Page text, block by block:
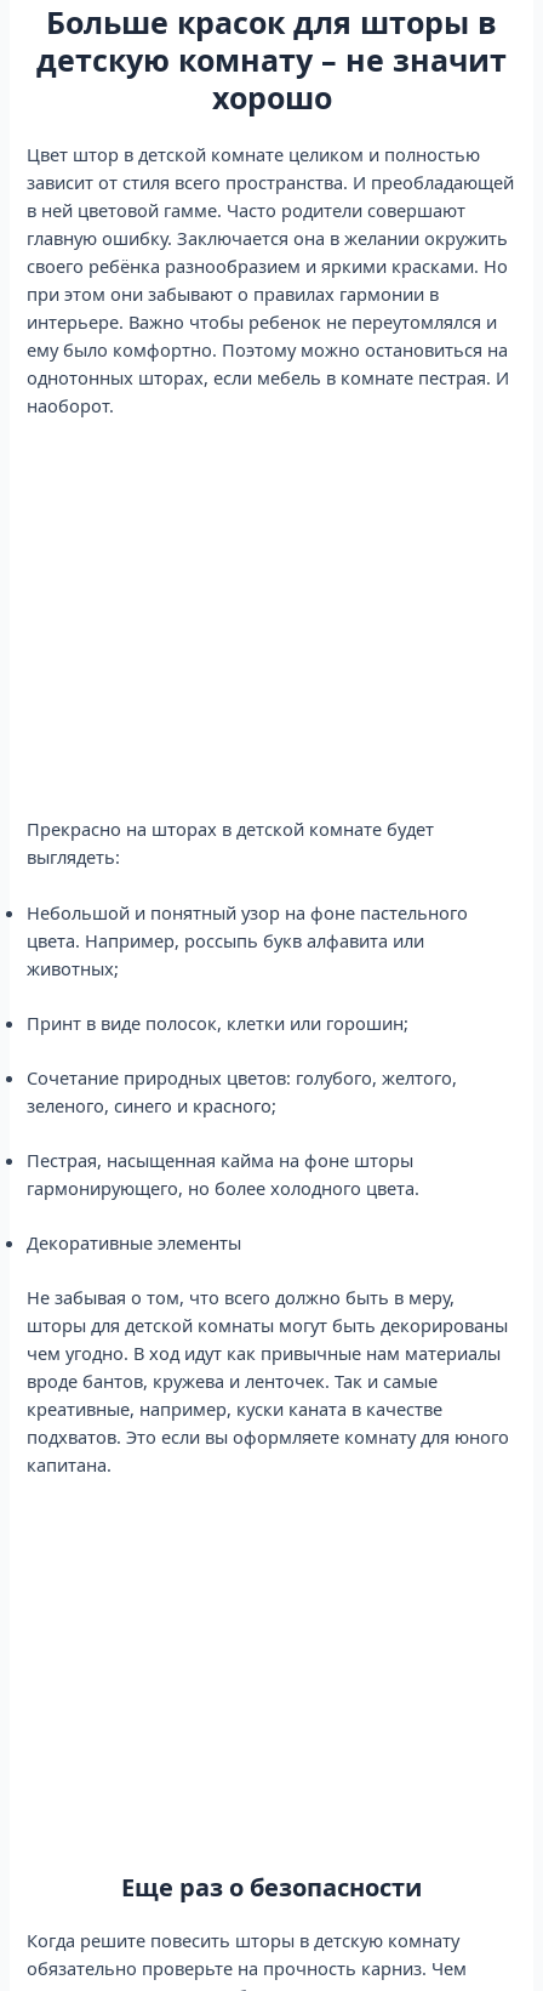
Больше красок для шторы в
детскую комнату – не значит
хорошо
Цвет штор в детской комнате целиком и полностью
зависит от стиля всего пространства. И преобладающей
в ней цветовой гамме. Часто родители совершают
главную ошибку. Заключается она в желании окружить
своего ребёнка разнообразием и яркими красками. Но
при этом они забывают о правилах гармонии в
интерьере. Важно чтобы ребенок не переутомлялся и
ему было комфортно. Поэтому можно остановиться на
однотонных шторах, если мебель в комнате пестрая. И
наоборот.
Прекрасно на шторах в детской комнате будет
выглядеть:
Небольшой и понятный узор на фоне пастельного
цвета. Например, россыпь букв алфавита или
животных;
Принт в виде полосок, клетки или горошин;
Сочетание природных цветов: голубого, желтого,
зеленого, синего и красного;
Пестрая, насыщенная кайма на фоне шторы
гармонирующего, но более холодного цвета.
Декоративные элементы
Не забывая о том, что всего должно быть в меру,
шторы для детской комнаты могут быть декорированы
чем угодно. В ход идут как привычные нам материалы
вроде бантов, кружева и ленточек. Так и самые
креативные, например, куски каната в качестве
подхватов. Это если вы оформляете комнату для юного
капитана.
Еще раз о безопасности
Когда решите повесить шторы в детскую комнату
обязательно проверьте на прочность карниз. Чем